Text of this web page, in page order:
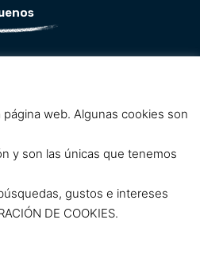
I
t
g
a
m
web. Algunas cookies son
y son las únicas que tenemos
gustos e intereses
DE COOKIES.